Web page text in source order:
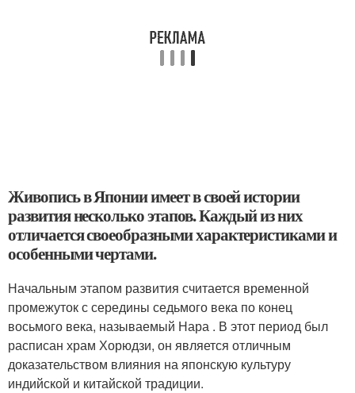
Живопись в Японии имеет в своей истории
развития несколько этапов. Каждый из них
отличается своеобразными характеристиками и
особенными чертами.
Начальным этапом развития считается временной
промежуток с середины седьмого века по конец
восьмого века, называемый Нара . В этот период был
расписан храм Хорюдзи, он является отличным
доказательством влияния на японскую культуру
индийской и китайской традиции.